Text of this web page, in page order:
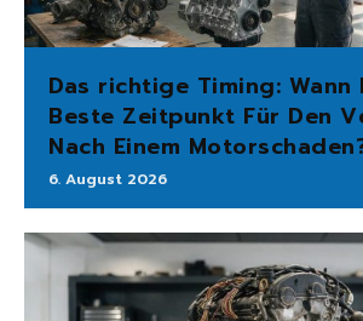
Das richtige Timing: Wann
Beste Zeitpunkt Für Den
Nach Einem
6. August 2026